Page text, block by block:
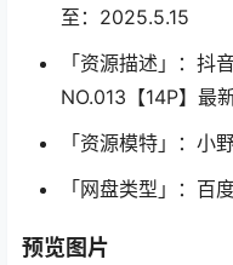
至：2025.5.15
「资源描述」：抖
NO.013【14P】最
「资源模特」：小
「网盘类型」：百
预览图片